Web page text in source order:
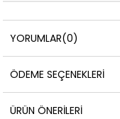
YORUMLAR(0)
ÖDEME SEÇENEKLERI
ÜRÜN ÖNERILERI